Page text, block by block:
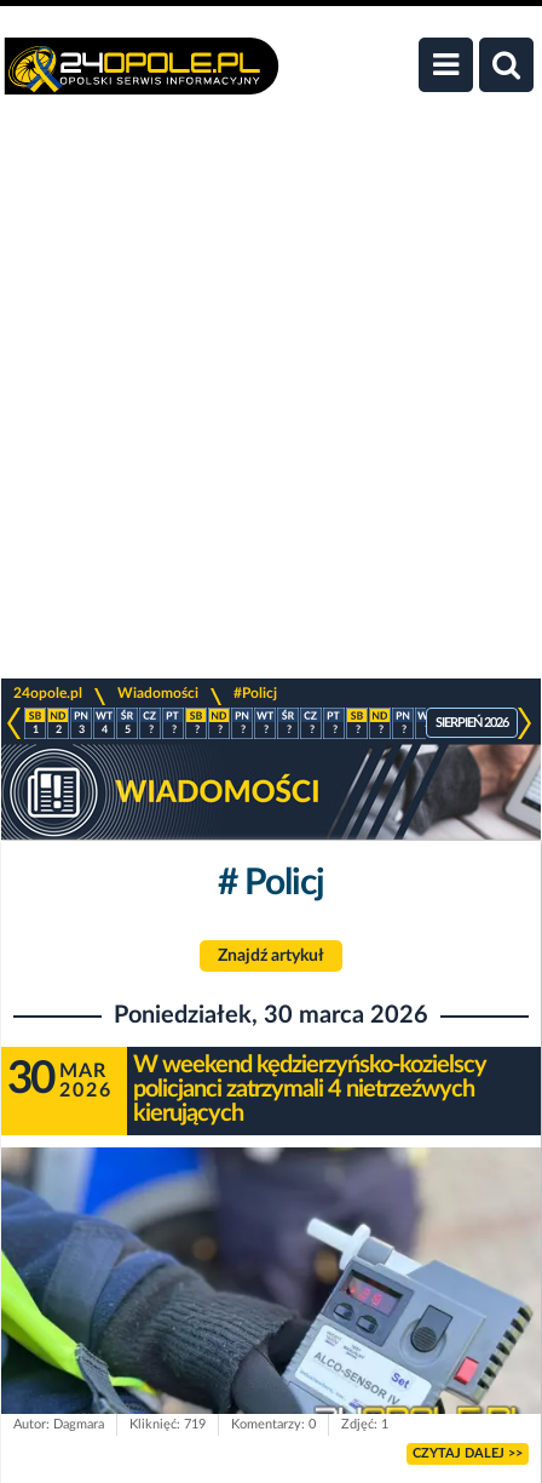
24opole.pl Wiadomości #Policj
1 2 3 4 5 ? ? ? ? ? ? ? ? ? ? ? ? ? ? ? ?
SIERPIEŃ 2026
# Policj
Znajdź artykuł
Poniedziałek, 30 marca 2026
30 MAR
2026
W weekend kędzierzyńsko-kozielscy
policjanci zatrzymali 4 nietrzeźwych
kierujących
Autor: Dagmara Kliknięć: 719 Komentarzy: 0 Zdjęć: 1
CZYTAJ DALEJ >>